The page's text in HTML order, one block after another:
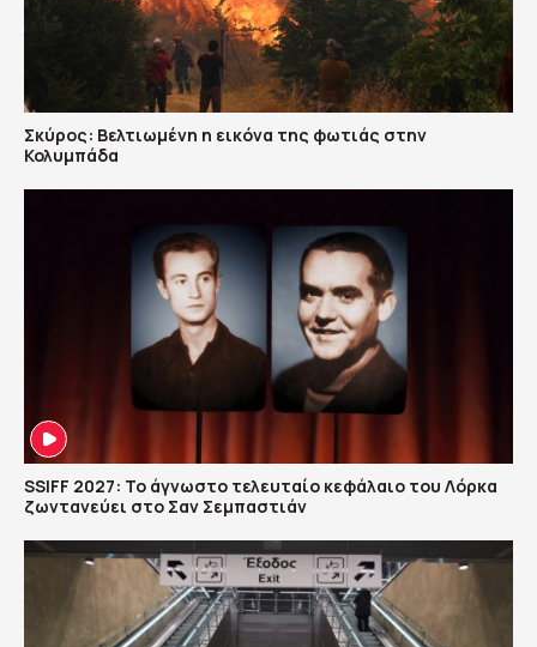
Σκύρος: Βελτιωμένη η εικόνα της φωτιάς στην
Κολυμπάδα
SSIFF 2027: Το άγνωστο τελευταίο κεφάλαιο του Λόρκα
ζωντανεύει στο Σαν Σεμπαστιάν